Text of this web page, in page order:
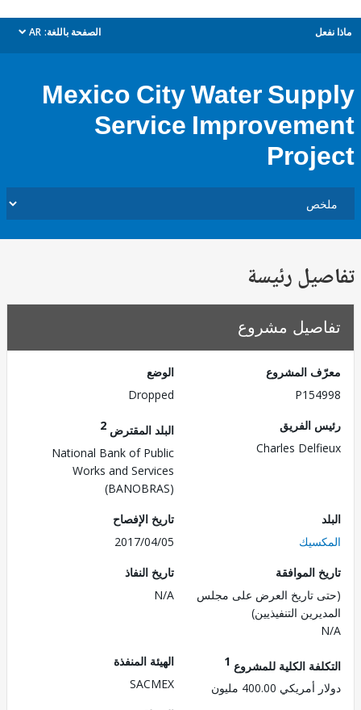
الصفحة باللغة: AR
dropdown
Mexico City Water
Service
رئيسة
مشروع
المشروع
Dropped
الفريق
Charles
البلد المقترض
National Bank of Public
Works and Services
(BANOBRAS)
تاريخ الإفصاح
2017/04/05
الموافقة
تاريخ العرض على مجلس
التنفيذيين)
تاريخ النفاذ
N/A
الكلية للمشروع1
400.00 مليون
الهيئة المنفذة
SACMEX